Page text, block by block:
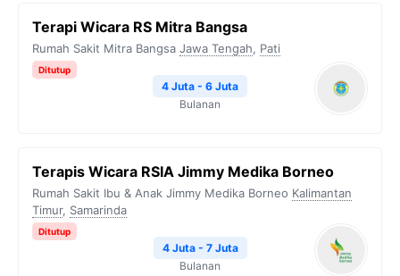
Terapi Wicara RS Mitra Bangsa
Rumah Sakit Mitra Bangsa Jawa Tengah, Pati
Ditutup
4 Juta - 6 Juta
Bulanan
Terapis Wicara RSIA Jimmy Medika Borneo
Rumah Sakit Ibu & Anak Jimmy Medika Borneo Kalimantan
Timur, Samarinda
Ditutup
4 Juta - 7 Juta
Bulanan